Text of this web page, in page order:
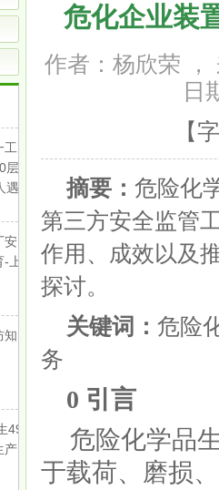
工
层
遇
安
上
知
49
产
危化企业装
作者：杨欣荣 ，
日
【
摘要：危险化
第三方安全监管
作用、成效以及
探讨。
关键词：危险
务
0 引言
危险化学品
于载荷、磨损